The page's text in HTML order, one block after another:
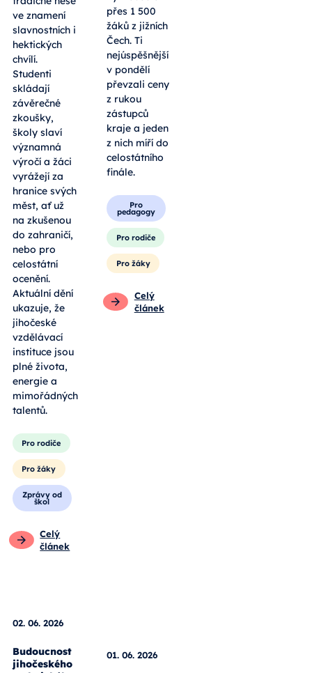
ve znamení
slavnostních i
hektických
chvílí.
Studenti
skládají
závěrečné
zkoušky,
školy slaví
významná
výročí a žáci
vyrážejí za
hranice svých
měst, ať už
na zkušenou
do zahraničí,
nebo pro
celostátní
ocenění.
Aktuální dění
ukazuje, že
jihočeské
vzdělávací
instituce jsou
plné života,
energie a
mimořádných
talentů.
Pro rodiče
Pro žáky
Zprávy od
škol
Celý
článek
přes 1 500
žáků z jižních
Čech. Ti
nejúspěšnější
v pondělí
převzali ceny
z rukou
zástupců
kraje a jeden
z nich míří do
celostátního
finále.
Pro
pedagogy
Pro rodiče
Pro žáky
Celý
článek
01. 06. 2026